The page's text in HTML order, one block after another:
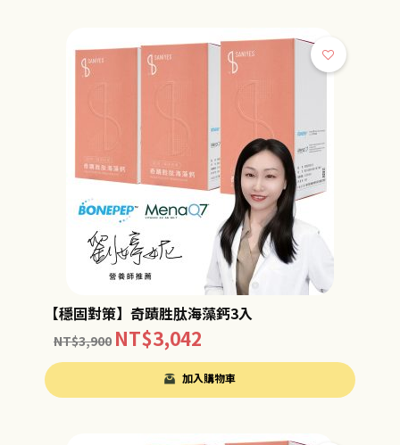
【穩固對策】奇蹟胜肽海藻鈣3入
NT$3,900 NT$3,042
加入購物車